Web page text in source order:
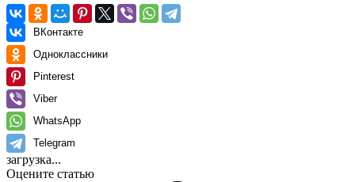
ВКонтакте
Одноклассники
Pinterest
Viber
WhatsApp
Telegram
загрузка...
Оцените статью